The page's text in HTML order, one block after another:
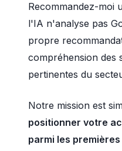
Recommandez-moi
l'IA n'analyse pas
propre
compréhension des
pertinentes du
Notre mission est
positionner votre
parmi les